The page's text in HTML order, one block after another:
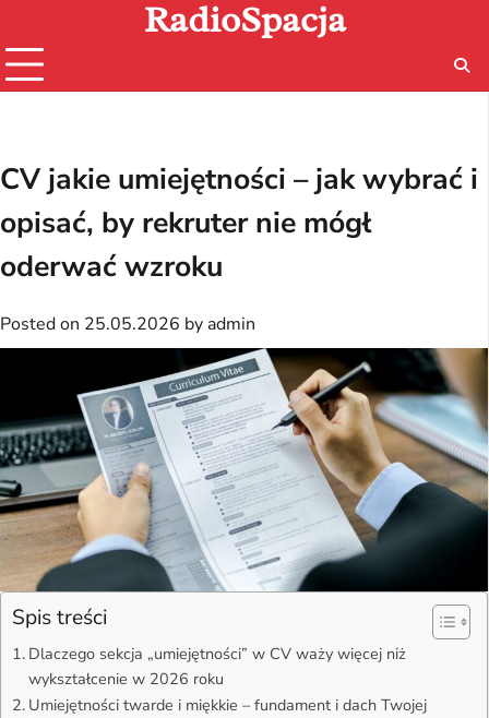
content
RadioSpacja
CV jakie umiejętności – jak wybrać i
opisać, by rekruter nie mógł
oderwać wzroku
Posted on 25.05.2026 by admin
Spis treści
Dlaczego sekcja „umiejętności” w CV waży więcej niż
wykształcenie w 2026 roku
Umiejętności twarde i miękkie – fundament i dach Twojej